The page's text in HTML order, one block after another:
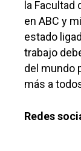
la Facultad
en ABC y
estado
trabajo
del mundo
más a
Redes